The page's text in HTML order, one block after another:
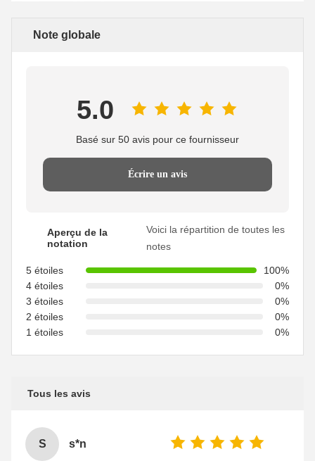
Note globale
5.0
Basé sur 50 avis pour ce fournisseur
Écrire un avis
Aperçu de la
notation
Voici la répartition de toutes les
notes
5 étoiles
100%
4 étoiles
0%
3 étoiles
0%
2 étoiles
0%
1 étoiles
0%
Tous les avis
S s*n